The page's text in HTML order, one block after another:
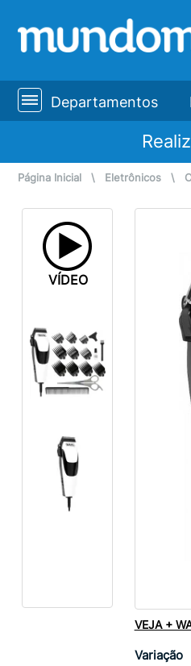
Departamentos
Página Inicial \ Eletrônicos \
VÍDEO
VEJA +
Variação